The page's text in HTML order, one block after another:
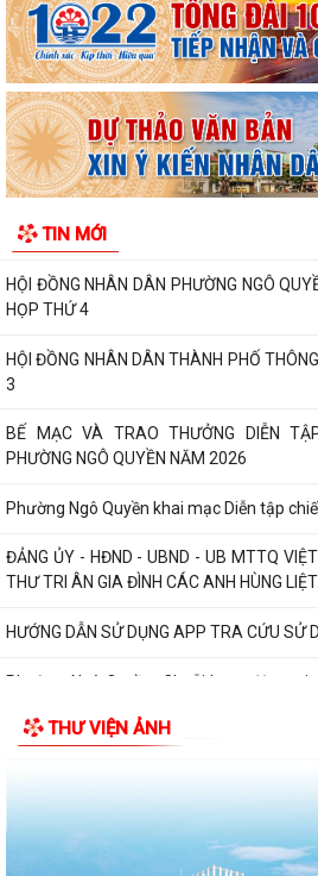
TIN MỚI
Phường Ngô Quyền đẩy mạnh công tác
rộng các mô hình an ninh trật tự tại...
THƯ CẢM ƠN – NIỀM TIN CỦA NHÂN DÂN
PHƯỜNG NGÔ QUYỀN: PHÁT HUY SỨC
THỐNG CHÍNH TRỊ TRONG CÔNG TÁC
TRỌNG TÂM QUÝ III/2026 , CHUẨN BỊ NĂM
HỘI ĐỒNG NHÂN DÂN PHƯỜNG NGÔ
HỌP THỨ 4
HỘI ĐỒNG NHÂN DÂN THÀNH PHỐ
3
BẾ MẠC VÀ TRAO THƯỞNG DIỄN
PHƯỜNG NGÔ QUYỀN NĂM 2026
Phường Ngô Quyền khai mạc Diễn tập
ĐẢNG ỦY - HĐND - UBND - UB MTTQ
THƯ TRI ÂN GIA ĐÌNH CÁC ANH HÙNG
HƯỚNG DẪN SỬ DỤNG APP TRA CỨU SỬ
Phường Ngô Quyền: Chuỗi hoạt động tri
ỦY BAN NHÂN DÂN PHƯỜNG NGÔ
chế cưỡng chế 02 tổ chức để thu hồi nhà
THƯ VIỆN ẢNH